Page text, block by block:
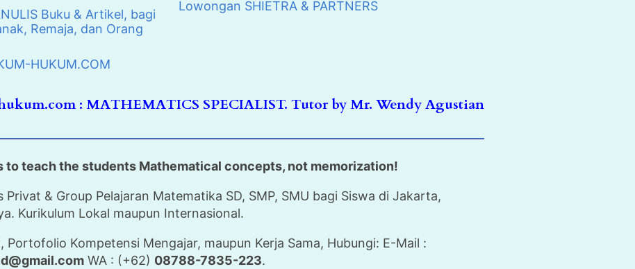
Buku & Artikel, bagi
Remaja, dan Orang
HUKUM.COM
Lowongan SHIETRA & PARTNERS
: MATHEMATICS SPECIALIST. Tutor by Mr. Wendy Agustian
to teach the students Mathematical concepts, not memorization!
Privat & Group Pelajaran Matematika SD, SMP, SMU bagi Siswa di Jakarta,
Kurikulum Lokal maupun Internasional.
Kompetensi Mengajar, maupun Kerja Sama, Hubungi: E-Mail :
WA : (+62) 08788-7835-223.